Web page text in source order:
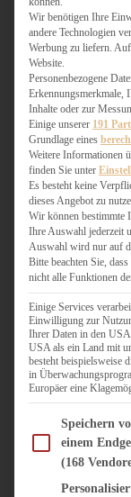
Wir benötigen Ihre
andere Technologien
Werbung zu liefern.
Website.
Personenbezogene
Erkennungsmerkmale,
Inhalte oder zur
Einige unserer 191
Grundlage eines
Weitere Informationen
finden Sie unter
Es besteht keine
dieses Angebot zu
Wir können bestimmte
Ihre Auswahl jederzeit
Auswahl wird nur auf
Bitte beachten Sie,
nicht alle Funktionen
Einige Services
Einwilligung zur
Ihrer Daten in den
USA als ein Land mit
besteht beispielsweise
in
Europäer eine
Im Folgenden finden
Speichern
einem
(168